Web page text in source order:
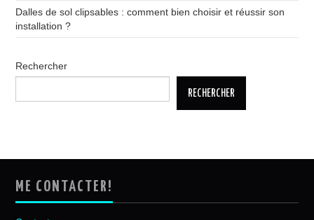
Dalles de sol clipsables : comment bien choisir et réussir son
installation ?
Rechercher
RECHERCHER
ME CONTACTER!